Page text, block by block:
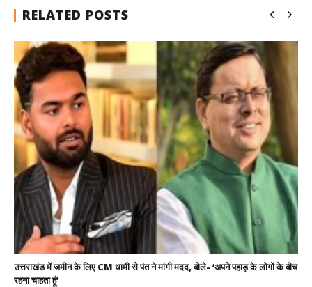
RELATED POSTS
उत्तराखंड में जमीन के लिए CM धामी से पंत ने मांगी मदद, बोले- ‘अपने पहाड़ के लोगों के बीच
रहना चाहता हूं’